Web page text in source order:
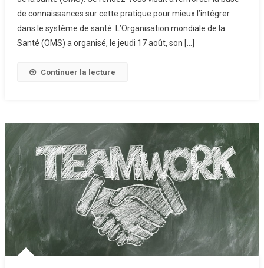
L’OMS
de connaissances sur cette pratique pour mieux l’intégrer
dans le système de santé. L’Organisation mondiale de la
Santé (OMS) a organisé, le jeudi 17 août, son […]
Continuer la lecture